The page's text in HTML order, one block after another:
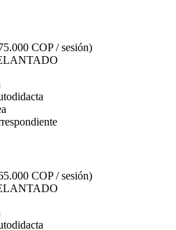
COP / sesión)
COP / sesión)